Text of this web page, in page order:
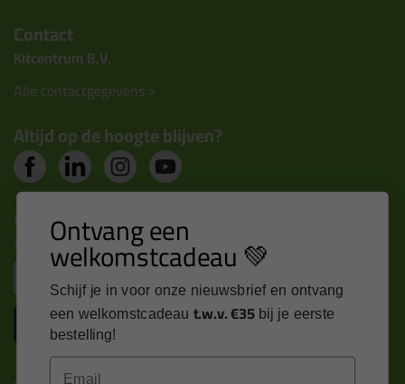
Contact
Kitcentrum B.V.
Alle contactgegevens >
Altijd op de hoogte blijven?
Nieuws, tips en exclusieve deals rechtstreeks in je
inbox
Inschrijven
Ontvang een
welkomstcadeau 💚
Schijf je in voor onze nieuwsbrief en ontvang
een welkomstcadeau t.w.v. €35 bij je eerste
bestelling!
Email